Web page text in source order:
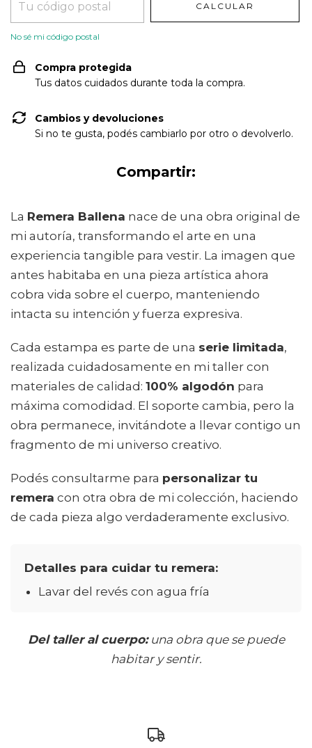
CALCULAR
No sé mi código postal
Compra protegida
Tus datos cuidados durante toda la compra.
Cambios y devoluciones
Si no te gusta, podés cambiarlo por otro o devolverlo.
Compartir:
La Remera Ballena nace de una obra original de
mi autoría, transformando el arte en una
experiencia tangible para vestir. La imagen que
antes habitaba en una pieza artística ahora
cobra vida sobre el cuerpo, manteniendo
intacta su intención y fuerza expresiva.
Cada estampa es parte de una serie limitada,
realizada cuidadosamente en mi taller con
materiales de calidad: 100% algodón para
máxima comodidad. El soporte cambia, pero la
obra permanece, invitándote a llevar contigo un
fragmento de mi universo creativo.
Podés consultarme para personalizar tu
remera con otra obra de mi colección, haciendo
de cada pieza algo verdaderamente exclusivo.
Detalles para cuidar tu remera:
Lavar del revés con agua fría
Del taller al cuerpo:una obra que se puede
habitar y sentir.